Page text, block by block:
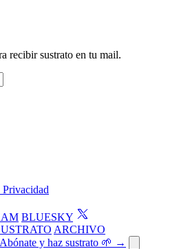
recibir sustrato en tu mail.
BLUESKY
ARCHIVO
y haz sustrato 🌱 →